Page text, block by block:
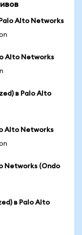
Alto Networks
Alto Networks
в Palo Alto
Alto Networks
Networks (Ondo
в Palo Alto